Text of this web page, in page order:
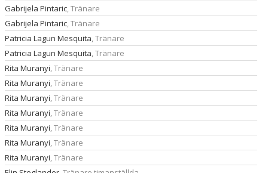
Gabrijela Pintaric, Tränare
Gabrijela Pintaric, Tränare
Patricia Lagun Mesquita, Tränare
Patricia Lagun Mesquita, Tränare
Rita Muranyi, Tränare
Rita Muranyi, Tränare
Rita Muranyi, Tränare
Rita Muranyi, Tränare
Rita Muranyi, Tränare
Rita Muranyi, Tränare
Rita Muranyi, Tränare